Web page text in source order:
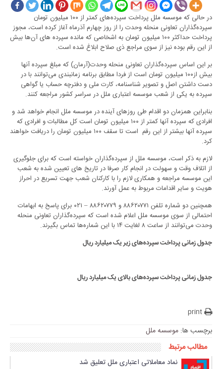
در حالی که موسسه ملل پرداخت سپرده‌های کمتر از ۱۰۰ میلیون تومان
سپرده‌گذاران تعاونی منحله وحدت را از روز چهارم آذرماه آغاز کرده است، مجوز
پرداخت حداکثر ۱۰۰ میلیون تومان به اشخاصی که مانده سپرده های آن‌ها بیش
از این رقم بوده نیز از سوی مراجع ذی صلاح ابلاغ شده است.
بر این اساس سپرده‌گذاران تعاونی منحله وحدت(آرمان) که مبلغ سپرده آنها
بیش از۱۰۰ میلیون تومان است از فردا مطابق برنامه زمانبندی می‌توانند با در
دست داشتن اصل و تصویر شناسنامه، کارت ملی و دفترچه حساب یا گواهی
سپرده به یکی از شعب موسسه اعتباری ملل در سراسر کشور مراجعه کنند.
بنابراین همزمان دو اقدام طی روزهای آینده در موسسه ملل انجام خواهد شد و
افرادی که سپرده آنها کمتر از ۱۰۰ میلیون تومان است کل مطالبات و افرادی که
سپرده آنها بیشتر از این رقم است تا سقف ۱۰۰ میلیون تومان را دریافت خواهند
کرد.
لازم به ذکر است، موسسه ملل از سپرده‌گذاران خواسته است که برای جلوگیری
از اتلاف وقت و سهولت در انجام کار صرفا در تاریخ های تعیین شده به شعب
این موسسه مراجعه و همکاری لازم را با کارکنان شعب جهت تسریع در احراز
هویت و سایر اقدامات مربوط به عمل آورند.
همچنین دو شماره تلفن ۸۸۶۲۰۷۷۱ و ۸۸۶۲۰۷۷۹ – ۰۲۱ برای پاسخ به ابهامات
احتمالی از سوی موسسه ملل اعلام شده است که سپرده‌گذاران تعاونی منحله
وحدت می‌توانند از ساعت ۸ لغایت ۱۴ با این شماره‌ها تماس بگیرند.
جدول زمانی پرداخت سپرده‌های زیر یک میلیارد ریال
جدول زمانی پرداخت سپرده‌های بالای یک میلیارد ریال
print
برچسب ها: موسسه ملل
مطالب مرتبط
نماد معاملاتی اعتباری ملل تعلیق شد